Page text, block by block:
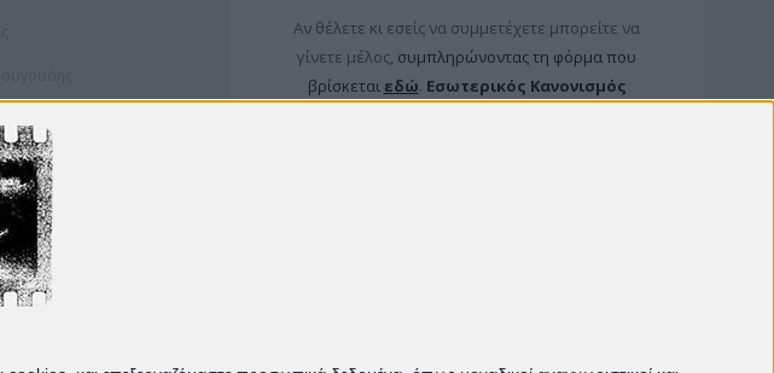
Αν θέλετε κι εσείς να συμμετέχετε μπορείτε να
γίνετε μέλος, συμπληρώνοντας τη φόρμα που
βρίσκεταιεδώ. Εσωτερικός Κανονισμός